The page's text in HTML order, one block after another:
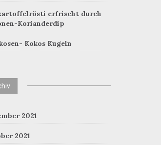
erfrischt durch
Korianderdip
Kokos Kugeln
2021
2021